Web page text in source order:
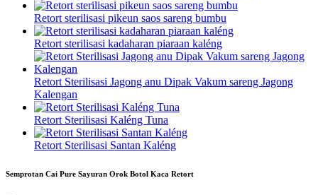
Retort sterilisasi pikeun saos sareng bumbu
Retort sterilisasi kadaharan piaraan kaléng
Retort Sterilisasi Jagong anu Dipak Vakum sareng Jagong
Kalengan
Retort Sterilisasi Kaléng Tuna
Retort Sterilisasi Santan Kaléng
Semprotan Cai Pure Sayuran Orok Botol Kaca Retort